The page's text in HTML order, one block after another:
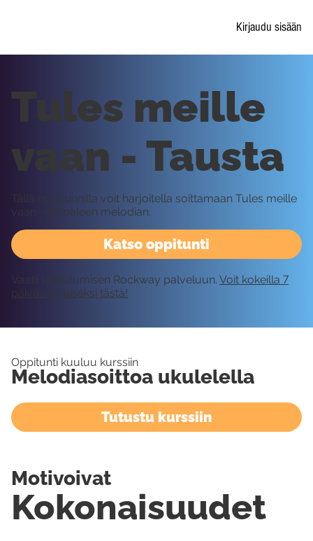
Kirjaudu sisään
Katso oppitunti
Tules meille
vaan - Tausta
Tällä oppitunnilla voit harjoitella soittamaan Tules meille
vaan -kappaleen melodian.
Vaatii kirjautumisen Rockway palveluun. Voit kokeilla 7
päivää ilmaiseksi tästä!
Oppitunti kuuluu kurssiin
Melodiasoittoa ukulelella
Tutustu kurssiin
Kokonaisuudet
Motivoivat